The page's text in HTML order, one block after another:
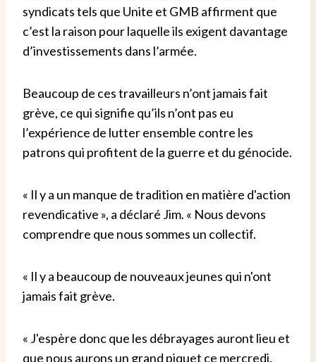
syndicats tels que Unite et GMB affirment que
c’est la raison pour laquelle ils exigent davantage
d’investissements dans l’armée.
Beaucoup de ces travailleurs n’ont jamais fait
grève, ce qui signifie qu’ils n’ont pas eu
l’expérience de lutter ensemble contre les
patrons qui profitent de la guerre et du génocide.
« Il y a un manque de tradition en matière d'action
revendicative », a déclaré Jim. « Nous devons
comprendre que nous sommes un collectif.
« Il y a beaucoup de nouveaux jeunes qui n'ont
jamais fait grève.
« J'espère donc que les débrayages auront lieu et
que nous aurons un grand piquet ce mercredi.